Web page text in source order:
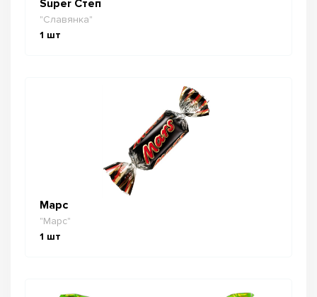
Super Степ
"Славянка"
1 шт
Марс
"Марс"
1 шт